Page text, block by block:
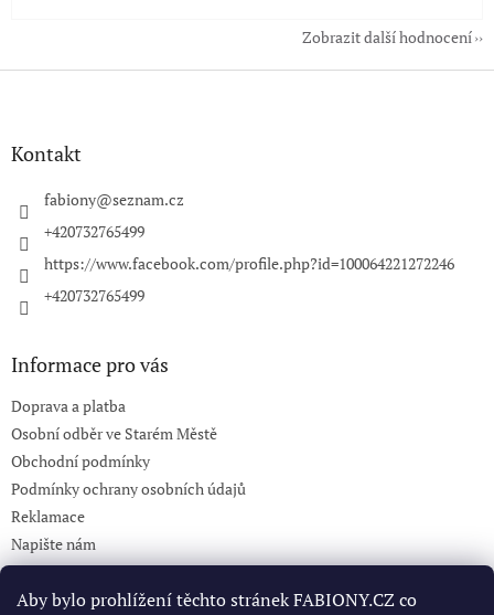
Aby bylo prohlížení těchto stránek FABIONY.CZ co
Zobrazit další hodnocení
Z
Kontakt
fabiony@seznam.cz
+420732765499
https://www.facebook.com/profile.php?id=100064221272246
+420732765499
Informace pro vás
Doprava a platba
Osobní odběr ve Starém Městě
Obchodní podmínky
Podmínky ochrany osobních údajů
Reklamace
Napište nám
KONTAKT 732765499